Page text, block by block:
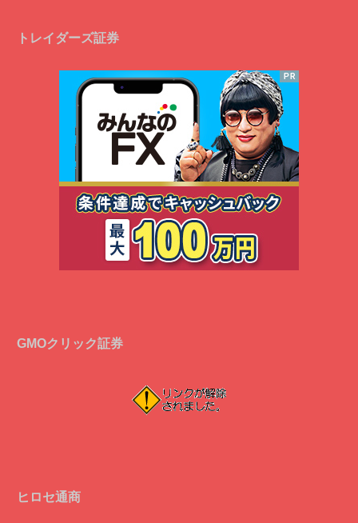
トレイダーズ証券
GMOクリック証券
ヒロセ通商